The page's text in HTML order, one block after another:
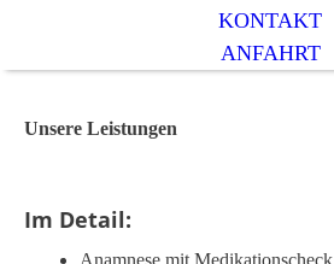
KONTAKT
ANFAHRT
Unsere Leistungen
Im Detail:
Anamnese mit Medikationscheck